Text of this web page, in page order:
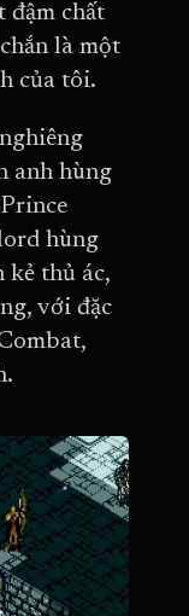
đậm chất
là một
của tôi.
anh hùng
hùng
kẻ thủ ác,
với đặc